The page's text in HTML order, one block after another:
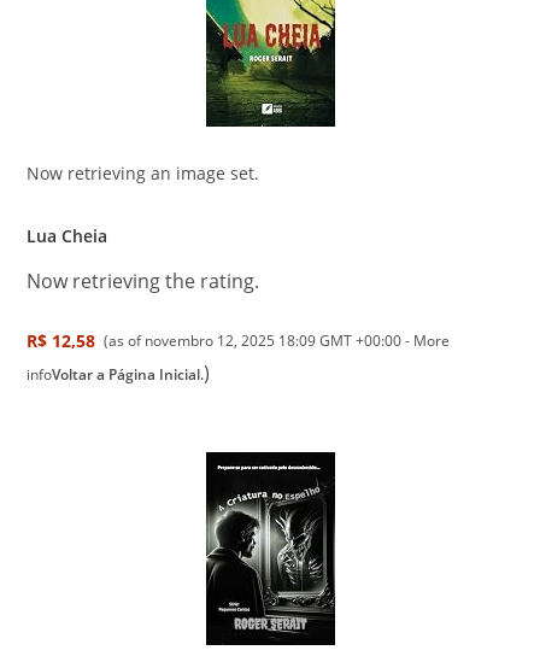
Now retrieving an image set.
Lua Cheia
Now retrieving the rating.
R$ 12,58 (as of novembro 12, 2025 18:09 GMT +00:00 - More
infoVoltar a Página Inicial.)